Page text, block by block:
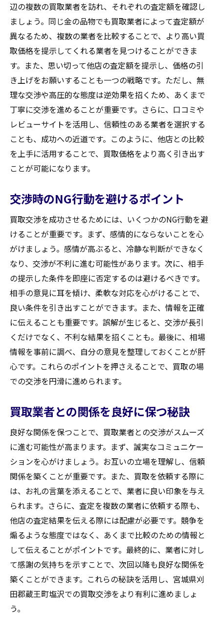
辺の複数の買取業者を訪れ、それぞれの査定額を確認し
ましょう。同じ金の品物でも買取業者によって査定額が
異なるため、複数の業者を比較することで、より高い買
取価格を提示してくれる業者を見つけることができま
す。また、思い切って他店の査定額を提示し、価格の引
き上げをお願いすることも一つの戦略です。ただし、無
理な交渉や高圧的な態度は逆効果を招くため、あくまで
丁寧に交渉を進めることが重要です。さらに、口コミや
レビューサイトを活用し、信頼性のある業者を選択する
ことも、成功への近道です。このように、他店との比較
を上手に活用することで、買取価格をより高く引き出す
ことが可能になります。
交渉時のNG行動を避けるポイント
買取交渉を成功させるためには、いくつかのNG行動を避
けることが重要です。まず、感情的にならないことを心
がけましょう。感情が高ぶると、冷静な判断ができなく
なり、交渉が不利に進む可能性があります。次に、相手
の提示した条件を即座に否定するのは避けるべきです。
相手の意見に耳を傾け、柔軟な対応を心がけることで、
良い条件を引き出すことができます。また、情報を正確
に伝えることも重要です。誤解が生じると、交渉が長引
くだけでなく、不利な結果を招くことも。最後に、相場
情報を事前に調べ、自分の意見を整理しておくことが肝
心です。これらのポイントを押さえることで、買取の場
での交渉を円滑に進められます。
買取業者との関係を良好に保つ秘訣
良好な関係を保つことで、買取業者との交渉がスムーズ
に進む可能性が高まります。まず、誠実なコミュニケー
ションを心がけましょう。お互いの立場を理解し、信頼
関係を築くことが重要です。また、買取を依頼する際に
は、お礼の言葉を添えることで、業者に良い印象を与え
られます。さらに、査定を複数の業者に依頼する際も、
他店の査定結果を伝える際には配慮が必要です。競争を
煽るような態度ではなく、あくまで比較のための情報と
して伝えることがポイントです。最終的に、業者に対し
て感謝の気持ちを示すことで、次回以降も良好な関係を
築くことができます。これらの秘訣を活用し、宮城県刈
田郡蔵王町塩沢での買取交渉をより有利に進めましょ
う。